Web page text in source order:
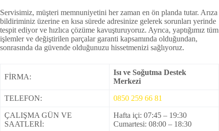
Servisimiz, müşteri memnuniyetini her zaman en ön planda tutar. Arıza
bildiriminiz üzerine en kısa sürede adresinize gelerek sorunları yerinde
tespit ediyor ve hızlıca çözüme kavuşturuyoruz. Ayrıca, yaptığımız tüm
işlemler ve değiştirilen parçalar garanti kapsamında olduğundan,
sonrasında da güvende olduğunuzu hissetmenizi sağlıyoruz.
FİRMA:
Isı ve Soğutma Destek
Merkezi
TELEFON: 0850 259 66 81
ÇALIŞMA GÜN VE
SAATLERİ:
Hafta içi: 07:45 – 19:30
Cumartesi: 08:00 – 18:30